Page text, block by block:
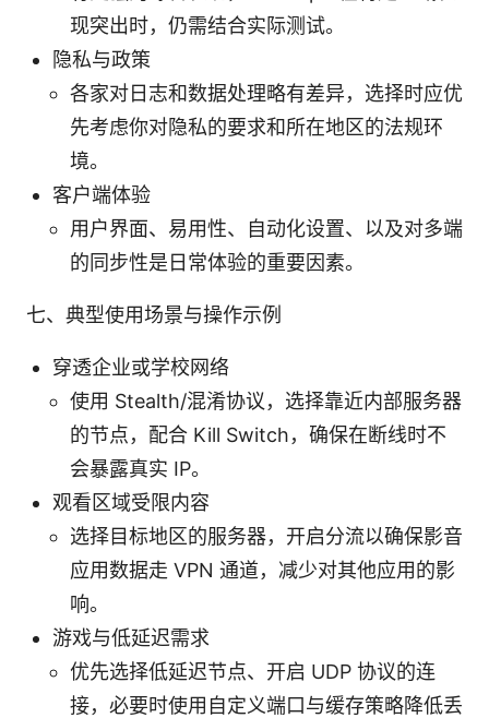
现突出时，仍需结合实际测试。
隐私与政策
各家对日志和数据处理略有差异，选择时应优
先考虑你对隐私的要求和所在地区的法规环
境。
客户端体验
用户界面、易用性、自动化设置、以及对多端
的同步性是日常体验的重要因素。
七、典型使用场景与操作示例
穿透企业或学校网络
使用 Stealth/混淆协议，选择靠近内部服务器
的节点，配合 Kill Switch，确保在断线时不
会暴露真实 IP。
观看区域受限内容
选择目标地区的服务器，开启分流以确保影音
应用数据走 VPN 通道，减少对其他应用的影
响。
游戏与低延迟需求
优先选择低延迟节点、开启 UDP 协议的连
接，必要时使用自定义端口与缓存策略降低丢